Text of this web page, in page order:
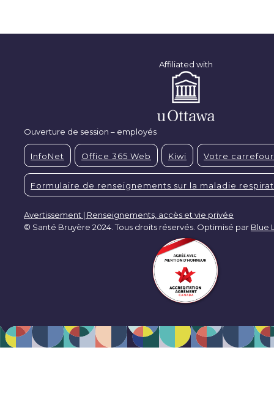
Affiliated with
Ouverture de session – employés
InfoNet Office 365 Web Kiwi Votre carrefour
Formulaire de renseignements sur la maladie
Avertissement | Renseignements, accès et vie privée
© Santé Bruyère 2024. Tous droits réservés. Optimisé par Blue